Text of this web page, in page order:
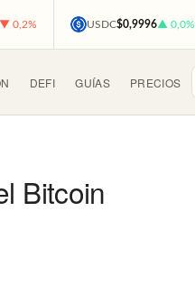
▼ 0,2% USDC$0,9996▲ 0,0%
DEFI GUÍAS PRECIOS
Bitcoin